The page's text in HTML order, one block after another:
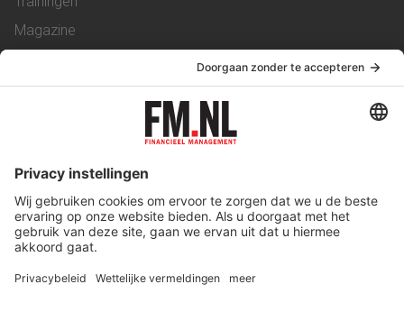
Magazine
Service & Contact
Werken bij ons
Privacy Statement
Algemene Voorwaarden